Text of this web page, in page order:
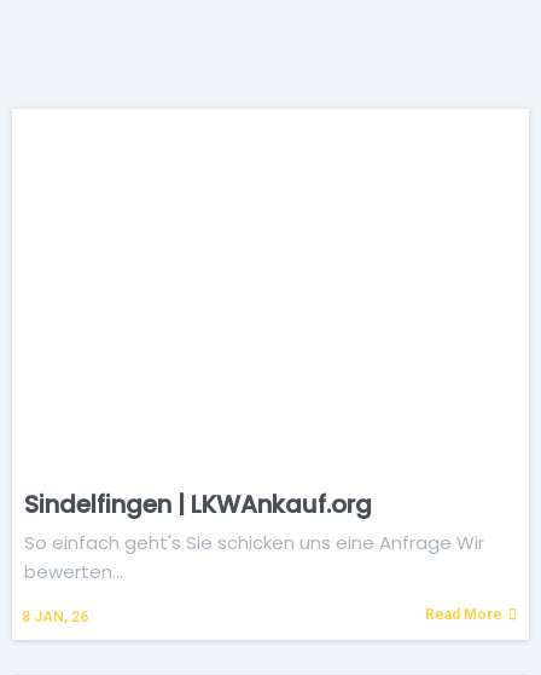
Sindelfingen | LKWAnkauf.org
8 JAN, 26
So einfach geht's Sie schicken uns eine Anfrage Wir
bewerten…
Read More